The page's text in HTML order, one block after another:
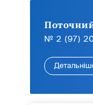
№ 2 (97)